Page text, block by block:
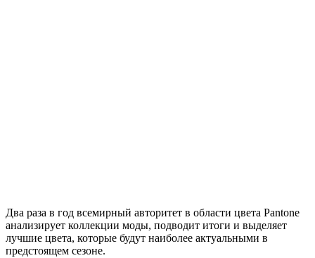
Два раза в год всемирный авторитет в области цвета Pantone
анализирует коллекции моды, подводит итоги и выделяет
лучшие цвета, которые будут наиболее актуальными в
предстоящем сезоне.